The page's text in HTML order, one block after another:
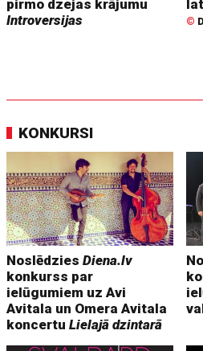
pirmo dzejas krājumu
Introversijas
©
KONKURSI
NoslēdziesDiena.lv
konkurss par
ielūgumiem uz Avi
Avitala un Omera Avitala
koncertuLielajā dzintarā